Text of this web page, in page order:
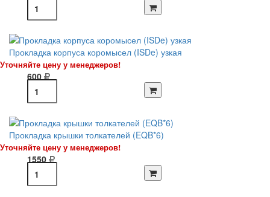
Прокладка корпуса коромысел (ISDe) узкая
Уточняйте цену у менеджеров!
600
Прокладка крышки толкателей (EQB*6)
Уточняйте цену у менеджеров!
1550